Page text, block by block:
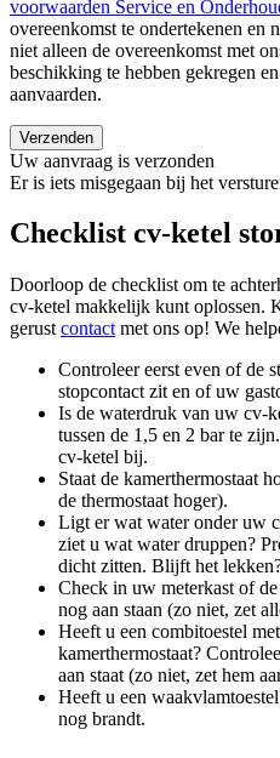
voorwaarden Service en
overeenkomst te ondertekenen en
niet alleen de overeenkomst met
beschikking te hebben gekregen
aanvaarden.
Verzenden
Uw aanvraag is verzonden
Er is iets misgegaan bij het
Checklist cv-ketel
Doorloop de checklist om te
cv-ketel makkelijk kunt oplossen.
gerust contact met ons op! We
Controleer eerst even of de
stopcontact zit en of uw
Is de waterdruk van uw cv-
tussen de 1,5 en 2 bar te
cv-ketel bij.
Staat de kamerthermostaat
de thermostaat hoger).
Ligt er wat water onder uw
ziet u wat water druppen?
dicht zitten. Blijft het
Check in uw meterkast of
nog aan staan (zo niet, zet
Heeft u een combitoestel
kamerthermostaat?
aan staat (zo niet, zet hem
Heeft u een
nog brandt.